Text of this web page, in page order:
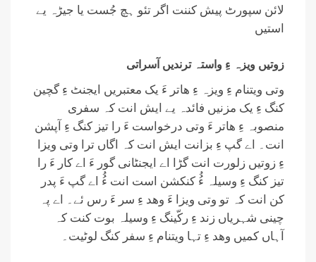
لائن سپورٹ پیش کننت اگر تئو ہچ جُست یا جیڑہ یے
استیں
زوتیں ویزہ ءِ واستہ ترندیں آسراتی
وتی ویتنام ءِ ویزہ ءِ ھاتر ءَ یک معتبریں ایجنٹ ءِ گچین
کنگ ءِ یک مزنیں فائدہ یے ایش انت کہ سفری
منصوبہ ءِ ھاتر ءَ وتی درخواست ءَ را تیز کنگ ءِ آپشن
انت۔ اے گپ ءِ بزانت ایش انت کہ اگاں ترا وتی ویزا
ءِ زوتیں زلورت انت گڑا اے ایجنٹانی گور ءَ اے کار ءَ را
تیز کنگ ءِ وسیلہ ءُُ کنکشن است انت ءُُ اے گپ ءَ پدر
کن انت کہ تو وتی ویزا ءَ وھد ءِ سر ءَ رس ئے۔ اے پہ
چینی شہریاں زند ءِ رکّینگ ءِ وسیلہ بوت کنت کہ
آہاں کمیں وھد ءِ تہا ویتنام ءِ سفر کنگ لوٹیت۔